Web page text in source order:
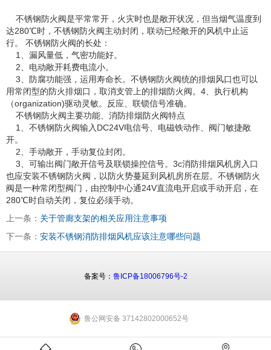
不锈钢防火阀是平常常开，火灾时也是敞开状况，但当烟气温度到
达280℃时，不锈钢防火阀主动封闭，联动已经敞开的风机中止运
行。 不锈钢防火阀的长处：
1、漏风量低，气密功能好。
2、电动敞开耗费电流小。
3、防腐功能强，运用寿命长。不锈钢防火阀统的排烟风口也可以
用常闭型的防火排烟口，取消支管上的排烟防火阀。4、执行机构
（organization)驱动灵敏。反应、联锁信号准确。
不锈钢防火阀主要功能、消防排烟防火阀特点
1、不锈钢防火阀输入DC24V电信号、电磁铁动作、阀门敏捷敞
开。
2、手动敞开，手动复位封闭。
3、可输出阀门敞开信号及联锁操控信号。3c消防排烟风机房入口
也应安装不锈钢防火阀，以防火势蔓延到风机房所在层。不锈钢防火
阀是一种常闭型阀门，由控制中心通24V直流电开启或手动开启，在
280℃时自动关闭，复位必须手动。
上一条： 关于管廊支架的相关应用注意事项
下一条： 安装不锈钢消防排烟风机应该注意哪些问题
备案号： 鲁ICP备18006796号-2
鲁公网安备 37142802000652号